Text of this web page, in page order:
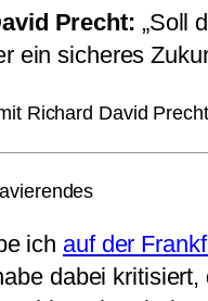
Precht: „Soll
ein sicheres
Richard David
ich auf der
dabei